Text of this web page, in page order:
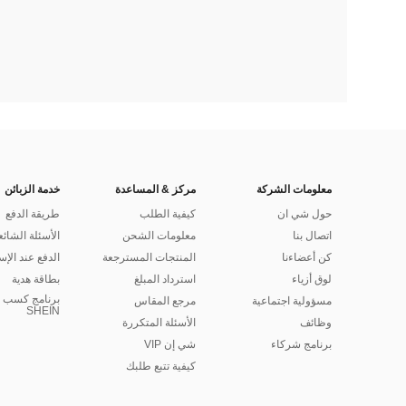
معلومات الشركة
حول شي ان
اتصال بنا
كن أعضاءنا
لوق أزياء
مسؤولية اجتماعية
وظائف
برنامج شركاء
مركز & المساعدة
كيفية الطلب
معلومات الشحن
المنتجات المسترجعة
استرداد المبلغ
مرجع المقاس
الأسئلة المتكررة
شي إن VIP
كيفية تتبع طلبك
خدمة الزبائن
طريقة الدفع
الأسئلة
الدفع عند
بطاقة هدية
برنامج كسب
SHEIN